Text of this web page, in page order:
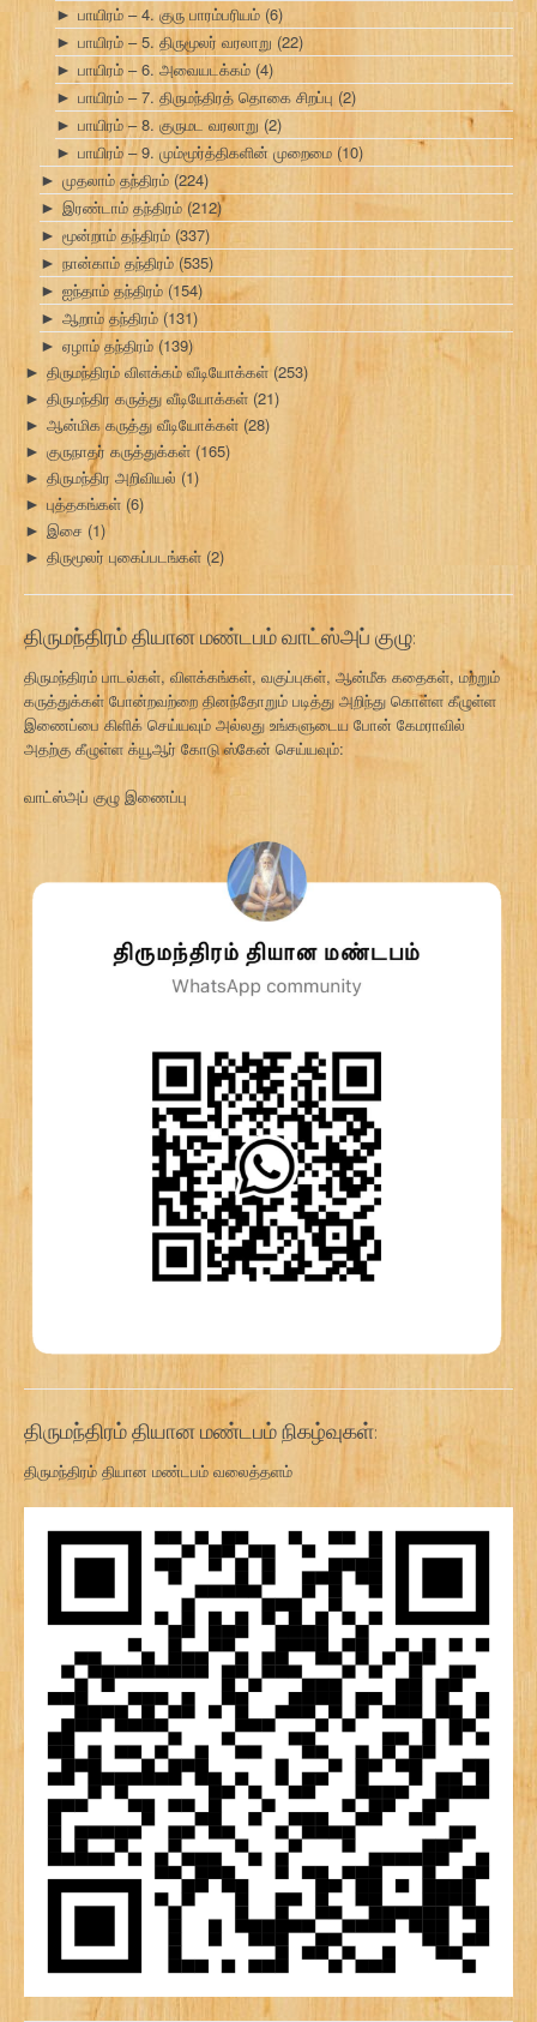
► பாயிரம் – 4. குரு பாரம்பரியம் (6)
► பாயிரம் – 5. திருமூலர் வரலாறு (22)
► பாயிரம் – 6. அவையடக்கம் (4)
► பாயிரம் – 7. திருமந்திரத் தொகை சிறப்பு (2)
► பாயிரம் – 8. குருமட வரலாறு (2)
► பாயிரம் – 9. மும்மூர்த்திகளின் முறைமை (10)
► முதலாம் தந்திரம் (224)
► இரண்டாம் தந்திரம் (212)
► மூன்றாம் தந்திரம் (337)
► நான்காம் தந்திரம் (535)
► ஐந்தாம் தந்திரம் (154)
► ஆறாம் தந்திரம் (131)
► ஏழாம் தந்திரம் (139)
► திருமந்திரம் விளக்கம் வீடியோக்கள்(253)
► திருமந்திர கருத்து வீடியோக்கள் (21)
► ஆன்மிக கருத்து வீடியோக்கள் (28)
► குருநாதர் கருத்துக்கள் (165)
► திருமந்திர அறிவியல் (1)
► புத்தகங்கள் (6)
► இசை (1)
► திருமூலர் புகைப்படங்கள் (2)
திருமந்திரம் தியான மண்டபம் வாட்ஸ்அப் குழு:
திருமந்திரம் பாடல்கள், விளக்கங்கள், வகுப்புகள், ஆன்மீக கதைகள், மற்றும்
கருத்துக்கள் போன்றவற்றை தினந்தோறும் படித்து அறிந்து கொள்ள கீழுள்ள
இணைப்பை கிளிக் செய்யவும் அல்லது உங்களுடைய போன் கேமராவில்
அதற்கு கீழுள்ள க்யூஆர் கோடு ஸ்கேன் செய்யவும்:
வாட்ஸ்அப் குழு இணைப்பு
திருமந்திரம் தியான மண்டபம் நிகழ்வுகள்:
திருமந்திரம் தியான மண்டபம் வலைத்தளம்